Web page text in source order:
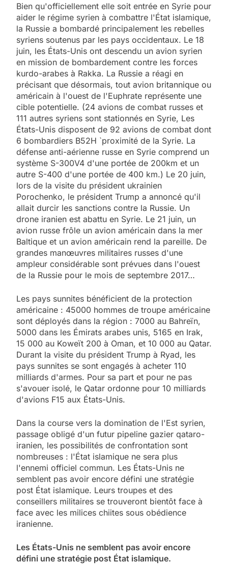
Bien qu'officiellement elle soit entrée en Syrie pour
aider le régime syrien à combattre l'État islamique,
la Russie a bombardé principalement les rebelles
syriens soutenus par les pays occidentaux. Le 18
juin, les États-Unis ont descendu un avion syrien
en mission de bombardement contre les forces
kurdo-arabes à Rakka. La Russie a réagi en
précisant que désormais, tout avion britannique ou
américain à l'ouest de l'Euphrate représente une
cible potentielle. (24 avions de combat russes et
111 autres syriens sont stationnés en Syrie, Les
États-Unis disposent de 92 avions de combat dont
6 bombardiers B52H `proximité de la Syrie. La
défense anti-aérienne russe en Syrie comprend un
système S-300V4 d'une portée de 200km et un
autre S-400 d'une portée de 400 km.) Le 20 juin,
lors de la visite du président ukrainien
Porochenko, le président Trump a annoncé qu'il
allait durcir les sanctions contre la Russie. Un
drone iranien est abattu en Syrie. Le 21 juin, un
avion russe frôle un avion américain dans la mer
Baltique et un avion américain rend la pareille. De
grandes manœuvres militaires russes d'une
ampleur considérable sont prévues dans l'ouest
de la Russie pour le mois de septembre 2017…
Les pays sunnites bénéficient de la protection
américaine : 45000 hommes de troupe américaine
sont déployés dans la région : 7000 au Bahreïn,
5000 dans les Émirats arabes unis, 5165 en Irak,
15 000 au Koweït 200 à Oman, et 10 000 au Qatar.
Durant la visite du président Trump à Ryad, les
pays sunnites se sont engagés à acheter 110
milliards d'armes. Pour sa part et pour ne pas
s'avouer isolé, le Qatar ordonne pour 10 milliards
d'avions F15 aux États-Unis.
Dans la course vers la domination de l'Est syrien,
passage obligé d'un futur pipeline gazier qataro-
iranien, les possibilités de confrontation sont
nombreuses : l'État islamique ne sera plus
l'ennemi officiel commun. Les États-Unis ne
semblent pas avoir encore défini une stratégie
post État islamique. Leurs troupes et des
conseillers militaires se trouveront bientôt face à
face avec les milices chiites sous obédience
iranienne.
Les États-Unis ne semblent pas avoir encore
défini une stratégie post État islamique.